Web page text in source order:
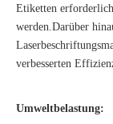
Etiketten
werden.Darüber
verbesserten
Umweltbelastung: